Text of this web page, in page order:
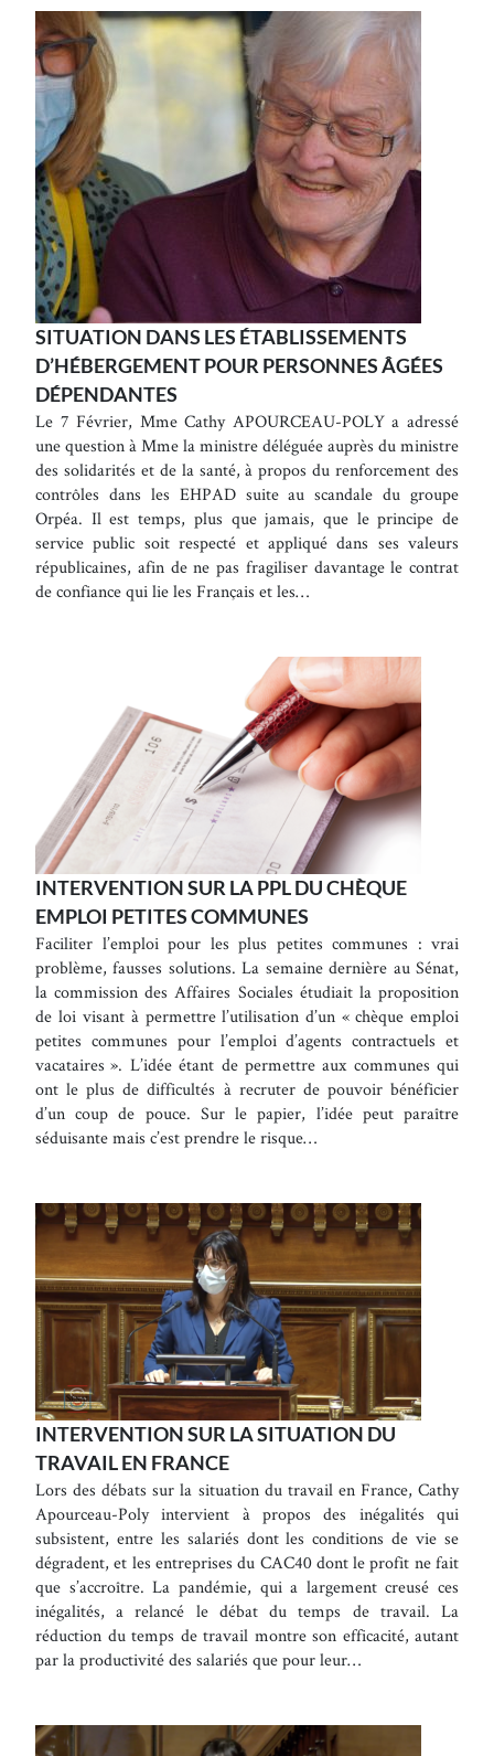
SITUATION DANS LES ÉTABLISSEMENTS
D’HÉBERGEMENT POUR PERSONNES ÂGÉES
DÉPENDANTES
Le 7 Février, Mme Cathy APOURCEAU-POLY a adressé
une question à Mme la ministre déléguée auprès du ministre
des solidarités et de la santé, à propos du renforcement des
contrôles dans les EHPAD suite au scandale du groupe
Orpéa. Il est temps, plus que jamais, que le principe de
service public soit respecté et appliqué dans ses valeurs
républicaines, afin de ne pas fragiliser davantage le contrat
de confiance qui lie les Français et les…
INTERVENTION SUR LA PPL DU CHÈQUE
EMPLOI PETITES COMMUNES
Faciliter l’emploi pour les plus petites communes : vrai
problème, fausses solutions. La semaine dernière au Sénat,
la commission des Affaires Sociales étudiait la proposition
de loi visant à permettre l’utilisation d’un « chèque emploi
petites communes pour l’emploi d’agents contractuels et
vacataires ». L’idée étant de permettre aux communes qui
ont le plus de difficultés à recruter de pouvoir bénéficier
d’un coup de pouce. Sur le papier, l’idée peut paraître
séduisante mais c’est prendre le risque…
INTERVENTION SUR LA SITUATION DU
TRAVAIL EN FRANCE
Lors des débats sur la situation du travail en France, Cathy
Apourceau-Poly intervient à propos des inégalités qui
subsistent, entre les salariés dont les conditions de vie se
dégradent, et les entreprises du CAC40 dont le profit ne fait
que s’accroître. La pandémie, qui a largement creusé ces
inégalités, a relancé le débat du temps de travail. La
réduction du temps de travail montre son efficacité, autant
par la productivité des salariés que pour leur…